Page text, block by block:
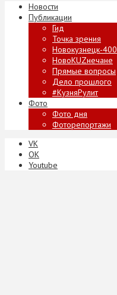
Новости
Публикации
Гид
Точка зрения
Новокузнецк-400
НовоKUZнечане
Прямые вопросы
Дело прошлого
#КузняРулит
Фото
Фото дня
Фоторепортажи
VK
ОК
Youtube